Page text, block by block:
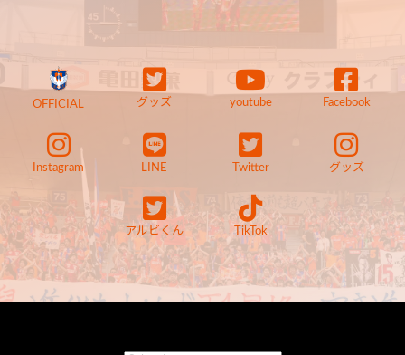
OFFICIAL グッズ youtube Facebook
Instagram LINE Twitter グッズ
アルビくん TikTok